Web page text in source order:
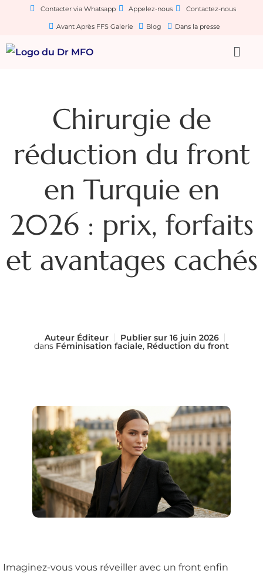
Contacter via Whatsapp Appelez-nous Contactez-nous
Avant Après FFS Galerie Blog Dans la presse
Chirurgie de
réduction du front
en Turquie en
2026 : prix, forfaits
et avantages cachés
AuteurÉditeur Publier sur16 juin 2026
dans Féminisation faciale, Réduction du front
Imaginez-vous vous réveiller avec un front enfin